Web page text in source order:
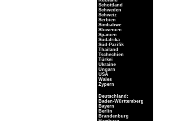
Schottland
Schweden
Schweiz
Serbien
Simbabwe
Slowenien
Spanien
Südafrika
Süd-Pazifik
Thailand
Tschechien
Türkei
Ukraine
Ungarn
USA
Wales
Zypern
Deutschland:
Baden-Württemberg
Bayern
Berlin
Brandenburg